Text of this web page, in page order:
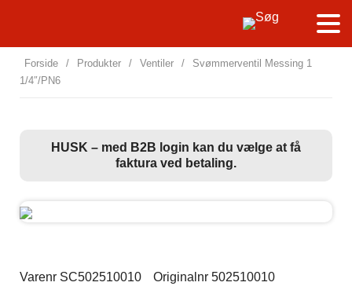
Forside / Produkter / Ventiler /
Svømmerventil Messing 1
1/4″/PN6
HUSK – med B2B login kan du vælge at få
faktura ved betaling.
Varenr SC502510010 Originalnr 502510010